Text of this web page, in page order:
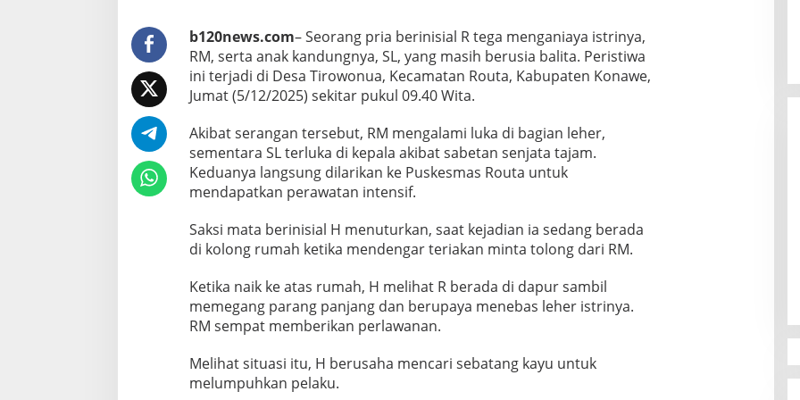
B
l
i
t
T
m
b
a
g
b120news.com– Seorang pria berinisial R tega menganiaya istrinya,
RM, serta anak kandungnya, SL, yang masih berusia balita. Peristiwa
ini terjadi di Desa Tirowonua, Kecamatan Routa, Kabupaten Konawe,
Jumat (5/12/2025) sekitar pukul 09.40 Wita.
Akibat serangan tersebut, RM mengalami luka di bagian leher,
sementara SL terluka di kepala akibat sabetan senjata tajam.
Keduanya langsung dilarikan ke Puskesmas Routa untuk
mendapatkan perawatan intensif.
Saksi mata berinisial H menuturkan, saat kejadian ia sedang berada
di kolong rumah ketika mendengar teriakan minta tolong dari RM.
Ketika naik ke atas rumah, H melihat R berada di dapur sambil
memegang parang panjang dan berupaya menebas leher istrinya.
RM sempat memberikan perlawanan.
Melihat situasi itu, H berusaha mencari sebatang kayu untuk
melumpuhkan pelaku.
Canvasser MuLIA Ungkit Dugaan
Kecurangan, Respons Appi Picu